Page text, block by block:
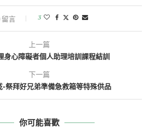
留言 3
上一篇
身心障礙者個人助理培訓課程結訓
下一篇
-祭拜好兄弟準備急救箱等特殊供品
你可能喜歡